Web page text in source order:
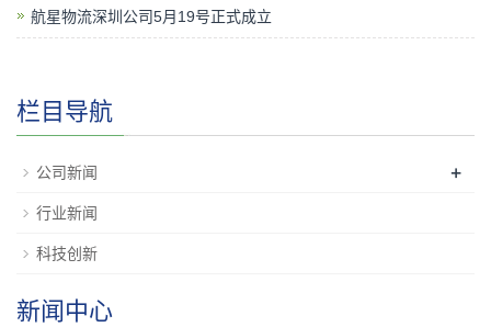
航星物流深圳公司5月19号正式成立
栏目导航
公司新闻 +
行业新闻
科技创新
新闻中心